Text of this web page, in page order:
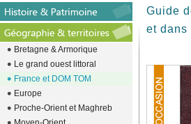
Guide
et dans
Bretagne & Armorique
Le grand ouest littoral
France et DOM TOM
Europe
Proche-Orient et Maghreb